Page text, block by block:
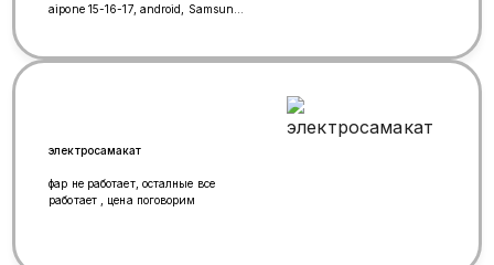
aipone 15-16-17, android, Samsung,
электросамакат
фар не работает, осталные все
работает , цена поговорим